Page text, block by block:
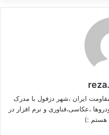
ایران ،شهر دزفول با مدرک
،عکاسی،فناوری و نرم افزار در
:)